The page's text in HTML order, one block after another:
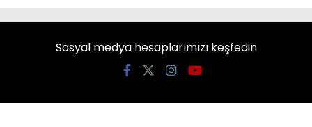
Sosyal medya hesaplarımızı keşfedin